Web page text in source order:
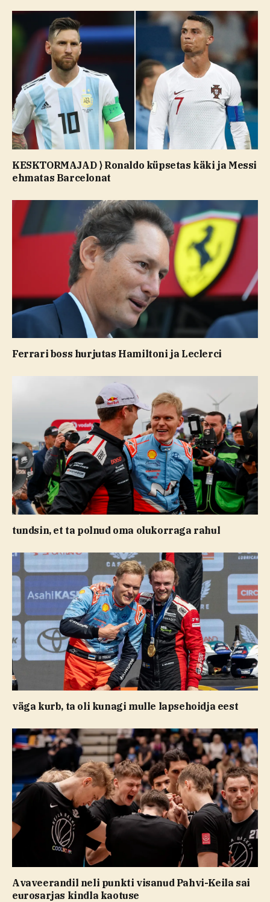
KESKTORMAJAD ⟩ Ronaldo küpsetas käki ja Messi
ehmatas Barcelonat
Ferrari boss hurjutas Hamiltoni ja Leclerci
tundsin, et ta polnud oma olukorraga rahul
väga kurb, ta oli kunagi mulle lapsehoidja eest
Avaveerandil neli punkti visanud Pahvi-Keila sai
eurosarjas kindla kaotuse